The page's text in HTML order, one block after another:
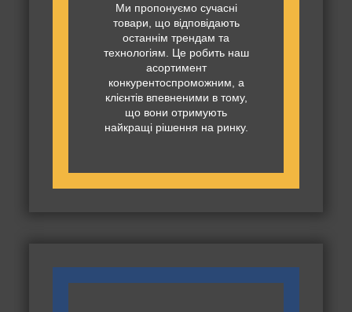
Ми пропонуємо сучасні
товари, що відповідають
останнім трендам та
технологіям. Це робить наш
асортимент
конкурентоспроможним, а
клієнтів впевненими в тому,
що вони отримують
найкращі рішення на ринку.